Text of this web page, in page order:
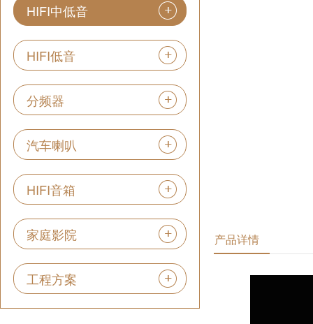
HIFI中低音
HIFI低音
分频器
汽车喇叭
HIFI音箱
家庭影院
工程方案
产品详情